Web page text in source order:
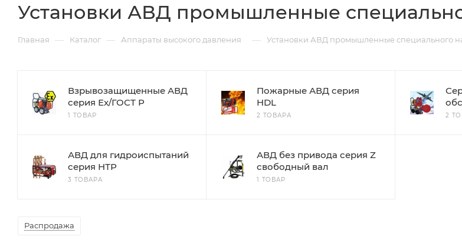
Установки АВД промышленные
Главная — Каталог — Аппараты высокого давления — Установки АВД промышленные специального
Взрывозащищенные АВД
серия Ех/ГОСТ Р
1 ТОВАР
Пожарные АВД серия
HDL
2 ТОВАРА 2
АВД для гидроиспытаний
серия НТР
3 ТОВАРА
АВД без привода серия Z
свободный вал
1 ТОВАР
Распродажа